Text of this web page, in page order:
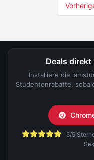
Deals
Installiere die
Studentenrabatte,
5/5 Sterne